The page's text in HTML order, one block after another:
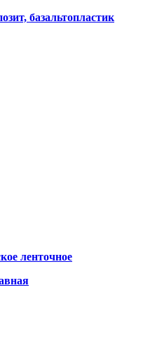
базальтопластик
ленточное